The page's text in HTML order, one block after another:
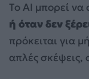
Το AI μπορεί να
ή όταν δεν
πρόκειται για
απλές σκέψεις,